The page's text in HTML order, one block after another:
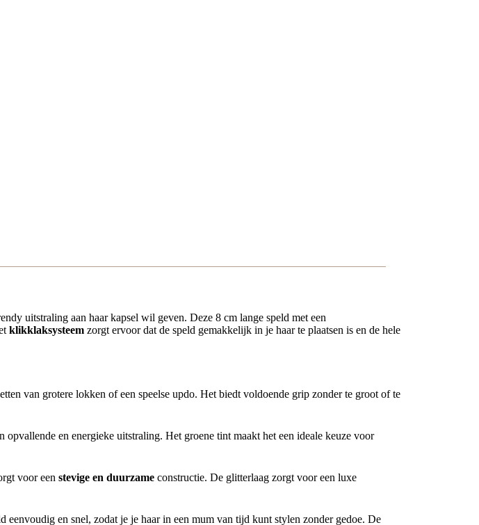
uitstraling aan haar kapsel wil geven. Deze 8 cm lange speld met een
klikklaksysteem zorgt ervoor dat de speld gemakkelijk in je haar te plaatsen is en de hele
van grotere lokken of een speelse updo. Het biedt voldoende grip zonder te groot of te
opvallende en energieke uitstraling. Het groene tint maakt het een ideale keuze voor
voor een stevige en duurzame constructie. De glitterlaag zorgt voor een luxe
eenvoudig en snel, zodat je je haar in een mum van tijd kunt stylen zonder gedoe. De